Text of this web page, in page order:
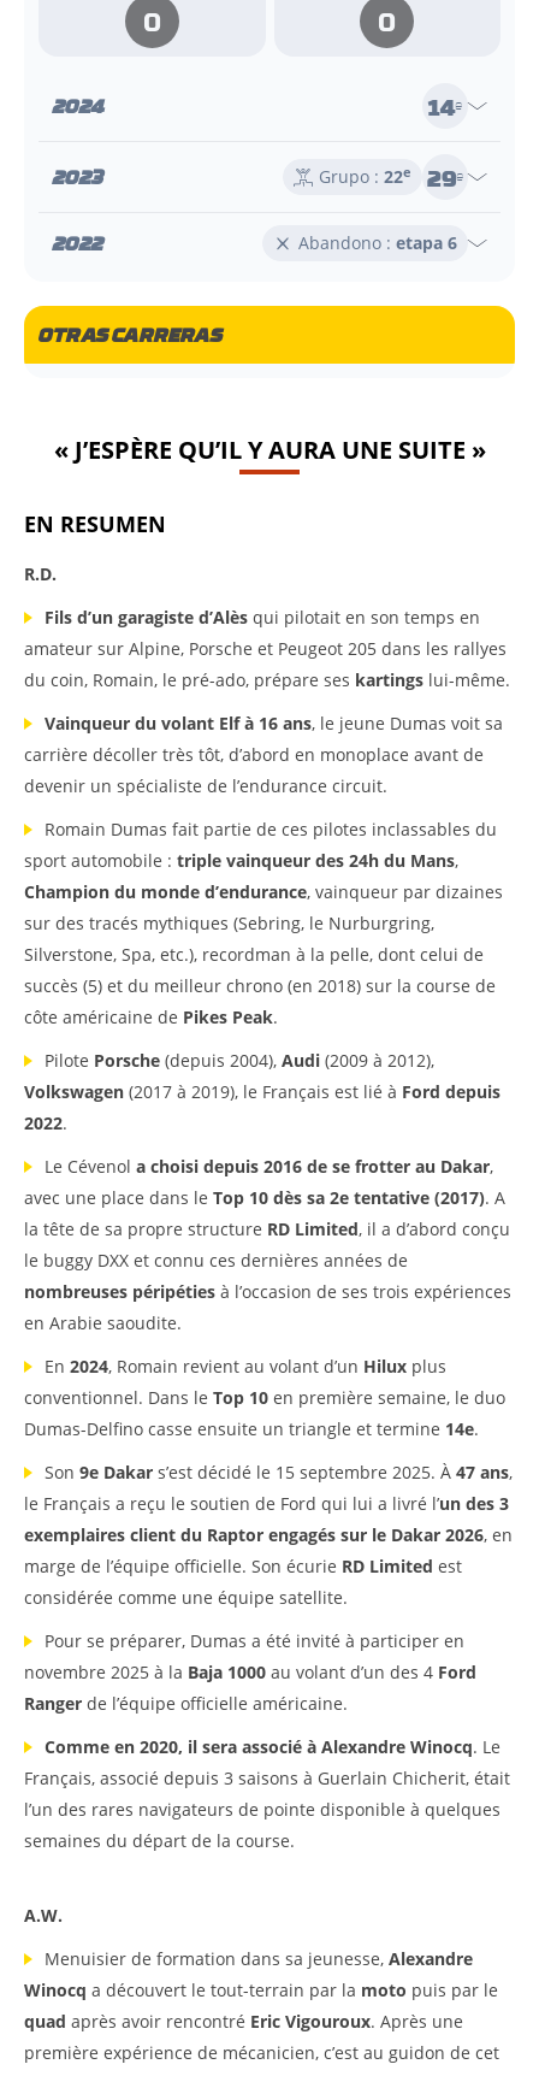
0 0
2024 14e
2023 Grupo : 22e 29e
2022 Abandono : etapa 6
OTRAS CARRERAS
« J’ESPÈRE QU’IL Y AURA UNE SUITE »
EN RESUMEN
R.D.
Fils d’un garagiste d’Alès qui pilotait en son temps en
amateur sur Alpine, Porsche et Peugeot 205 dans les rallyes
du coin, Romain, le pré-ado, prépare ses kartings lui-même.
Vainqueur du volant Elf à 16 ans, le jeune Dumas voit sa
carrière décoller très tôt, d’abord en monoplace avant de
devenir un spécialiste de l’endurance circuit.
Romain Dumas fait partie de ces pilotes inclassables du
sport automobile : triple vainqueur des 24h du Mans,
Champion du monde d’endurance, vainqueur par dizaines
sur des tracés mythiques (Sebring, le Nurburgring,
Silverstone, Spa, etc.), recordman à la pelle, dont celui de
succès (5) et du meilleur chrono (en 2018) sur la course de
côte américaine de Pikes Peak.
Pilote Porsche (depuis 2004), Audi (2009 à 2012),
Volkswagen (2017 à 2019), le Français est lié à Ford depuis
2022.
Le Cévenol a choisi depuis 2016 de se frotter au Dakar,
avec une place dans le Top 10 dès sa 2e tentative (2017). A
la tête de sa propre structure RD Limited, il a d’abord conçu
le buggy DXX et connu ces dernières années de
nombreuses péripéties à l’occasion de ses trois expériences
en Arabie saoudite.
En 2024, Romain revient au volant d’un Hilux plus
conventionnel. Dans le Top 10 en première semaine, le duo
Dumas-Delfino casse ensuite un triangle et termine 14e.
Son 9e Dakar s’est décidé le 15 septembre 2025. À 47 ans,
le Français a reçu le soutien de Ford qui lui a livré l’un des 3
exemplaires client du Raptor engagés sur le Dakar 2026, en
marge de l’équipe officielle. Son écurie RD Limited est
considérée comme une équipe satellite.
Pour se préparer, Dumas a été invité à participer en
novembre 2025 à la Baja 1000 au volant d’un des 4 Ford
Ranger de l’équipe officielle américaine.
Comme en 2020, il sera associé à Alexandre Winocq. Le
Français, associé depuis 3 saisons à Guerlain Chicherit, était
l’un des rares navigateurs de pointe disponible à quelques
semaines du départ de la course.
A.W.
Menuisier de formation dans sa jeunesse, Alexandre
Winocq a découvert le tout-terrain par la moto puis par le
quad après avoir rencontré Eric Vigouroux. Après une
première expérience de mécanicien, c’est au guidon de cet